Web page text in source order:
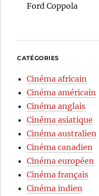
Ford Coppola
CATÉGORIES
Cinéma africain
Cinéma américain
Cinéma anglais
Cinéma asiatique
Cinéma australien
Cinéma canadien
Cinéma européen
Cinéma français
Cinéma indien